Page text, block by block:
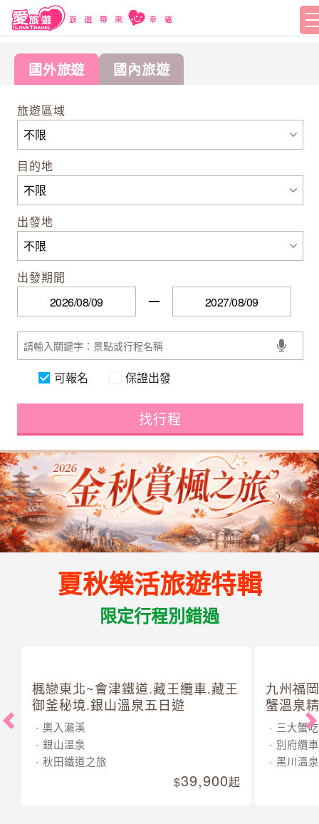
國外旅遊 國內旅遊
旅遊區域
目的地
出發地
出發期間
可報名 保證出發
找行程
夏秋樂活旅遊特輯
限定行程別錯過
楓戀東北~會津鐵道.藏王纜車.藏王
御釜秘境.銀山溫泉五日遊
奧入瀨溪
銀山溫泉
秋田鐵道之旅
39,900起
九州福
蟹溫泉
三大蟹
別府纜車
黑川溫泉